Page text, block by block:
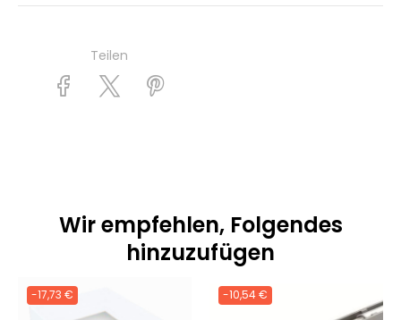
Teilen
Wir empfehlen, Folgendes
hinzuzufügen
-17,73 € -10,54 €